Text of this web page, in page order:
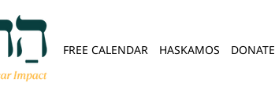
FREE CALENDAR HASKAMOS DONATE